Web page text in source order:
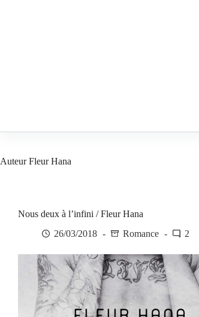
AuteurFleur Hana
Nous deux à l’infini / Fleur Hana
26/03/2018
Romance 2